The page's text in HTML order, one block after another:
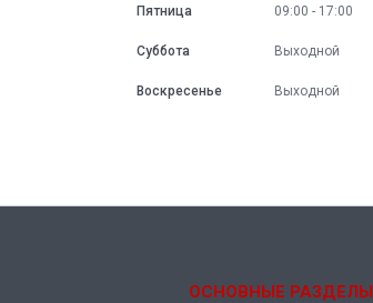
Пятница 09:00 17:00
Суббота Выходной
Воскресенье Выходной
ОСНОВНЫЕ РАЗДЕЛЫ